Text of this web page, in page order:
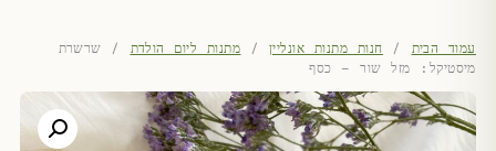
עמוד הבית / חנות מתנות אונליין / מתנות ליום הולדת / שרשרת
מיסטיקל: מזל שור – כסף